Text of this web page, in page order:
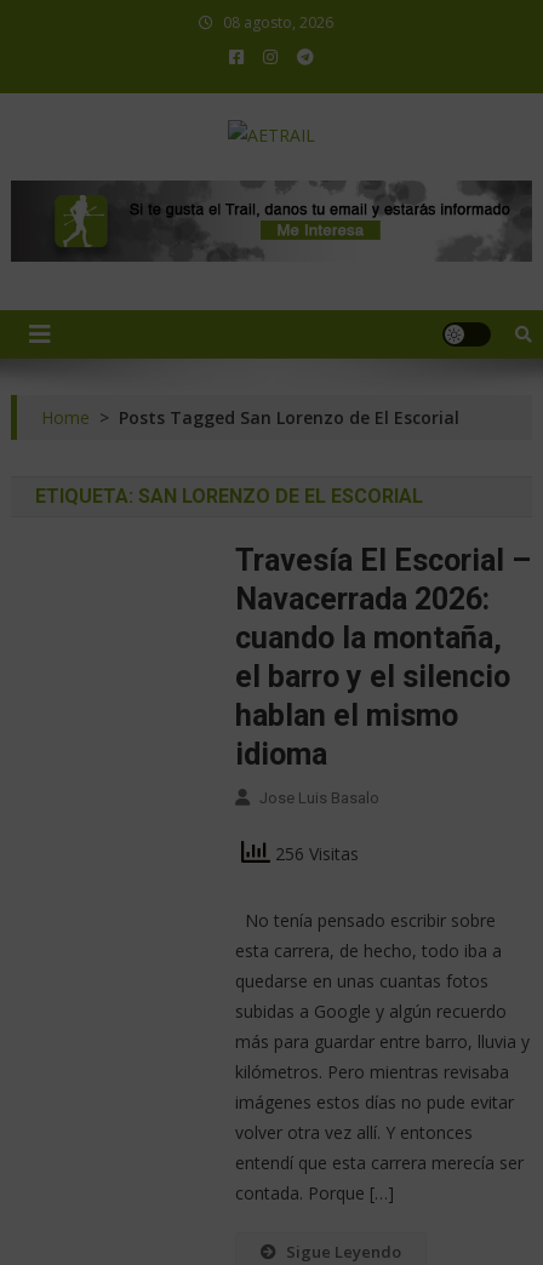
08 agosto, 2026
Home > Posts Tagged San Lorenzo de El Escorial
ETIQUETA: SAN LORENZO DE EL ESCORIAL
Travesía El Escorial –
Navacerrada 2026:
cuando la montaña,
el barro y el silencio
hablan el mismo
idioma
Jose Luis Basalo
256 Visitas
No tenía pensado escribir sobre
esta carrera, de hecho, todo iba a
quedarse en unas cuantas fotos
subidas a Google y algún recuerdo
más para guardar entre barro, lluvia y
kilómetros. Pero mientras revisaba
imágenes estos días no pude evitar
volver otra vez allí. Y entonces
entendí que esta carrera merecía ser
contada. Porque […]
Sigue Leyendo